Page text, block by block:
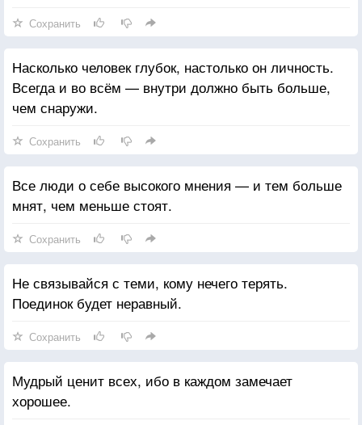
Сохранить
Насколько человек глубок, настолько он личность.
Всегда и во всём — внутри должно быть больше,
чем снаружи.
Сохранить
Все люди о себе высокого мнения — и тем больше
мнят, чем меньше стоят.
Сохранить
Не связывайся с теми, кому нечего терять.
Поединок будет неравный.
Сохранить
Мудрый ценит всех, ибо в каждом замечает
хорошее.